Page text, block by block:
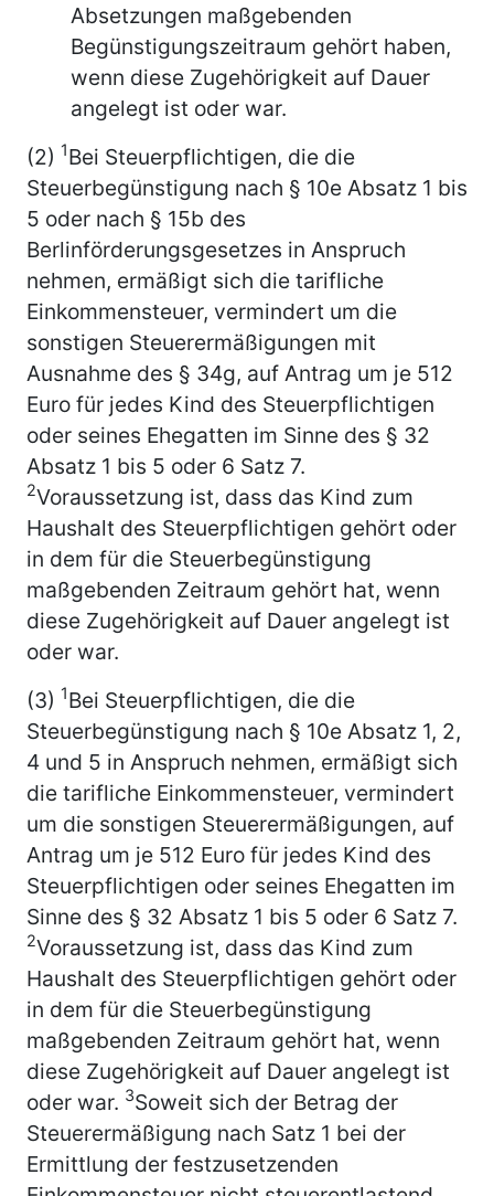
Absetzungen maßgebenden
Begünstigungszeitraum gehört haben,
wenn diese Zugehörigkeit auf Dauer
angelegt ist oder war.
(2) 1Bei Steuerpflichtigen, die die
Steuerbegünstigung nach § 10e Absatz 1 bis
5 oder nach § 15b des
Berlinförderungsgesetzes in Anspruch
nehmen, ermäßigt sich die tarifliche
Einkommensteuer, vermindert um die
sonstigen Steuerermäßigungen mit
Ausnahme des § 34g, auf Antrag um je 512
Euro für jedes Kind des Steuerpflichtigen
oder seines Ehegatten im Sinne des § 32
Absatz 1 bis 5 oder 6 Satz 7.
2Voraussetzung ist, dass das Kind zum
Haushalt des Steuerpflichtigen gehört oder
in dem für die Steuerbegünstigung
maßgebenden Zeitraum gehört hat, wenn
diese Zugehörigkeit auf Dauer angelegt ist
oder war.
(3) 1Bei Steuerpflichtigen, die die
Steuerbegünstigung nach § 10e Absatz 1, 2,
4 und 5 in Anspruch nehmen, ermäßigt sich
die tarifliche Einkommensteuer, vermindert
um die sonstigen Steuerermäßigungen, auf
Antrag um je 512 Euro für jedes Kind des
Steuerpflichtigen oder seines Ehegatten im
Sinne des § 32 Absatz 1 bis 5 oder 6 Satz 7.
2Voraussetzung ist, dass das Kind zum
Haushalt des Steuerpflichtigen gehört oder
in dem für die Steuerbegünstigung
maßgebenden Zeitraum gehört hat, wenn
diese Zugehörigkeit auf Dauer angelegt ist
oder war. 3Soweit sich der Betrag der
Steuerermäßigung nach Satz 1 bei der
Ermittlung der festzusetzenden